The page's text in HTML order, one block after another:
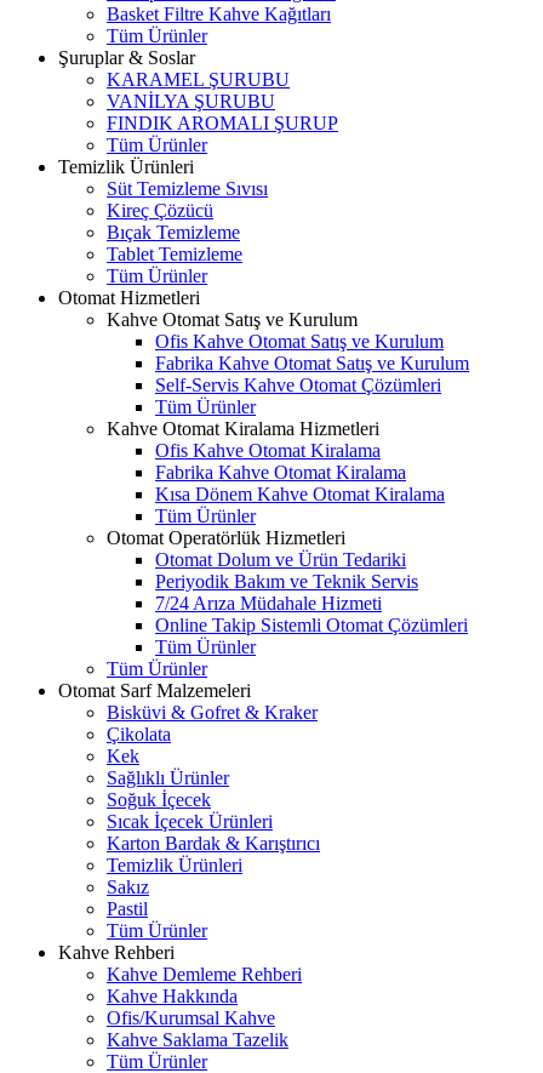
Basket Filtre Kahve Kağıtları
Tüm Ürünler
Şuruplar & Soslar
KARAMEL ŞURUBU
VANİLYA ŞURUBU
FINDIK AROMALI ŞURUP
Tüm Ürünler
Temizlik Ürünleri
Süt Temizleme Sıvısı
Kireç Çözücü
Bıçak Temizleme
Tablet Temizleme
Tüm Ürünler
Otomat Hizmetleri
Kahve Otomat Satış ve Kurulum
Ofis Kahve Otomat Satış ve Kurulum
Fabrika Kahve Otomat Satış ve Kurulum
Self-Servis Kahve Otomat Çözümleri
Tüm Ürünler
Kahve Otomat Kiralama Hizmetleri
Ofis Kahve Otomat Kiralama
Fabrika Kahve Otomat Kiralama
Kısa Dönem Kahve Otomat Kiralama
Tüm Ürünler
Otomat Operatörlük Hizmetleri
Otomat Dolum ve Ürün Tedariki
Periyodik Bakım ve Teknik Servis
7/24 Arıza Müdahale Hizmeti
Online Takip Sistemli Otomat Çözümleri
Tüm Ürünler
Tüm Ürünler
Otomat Sarf Malzemeleri
Bisküvi & Gofret & Kraker
Çikolata
Kek
Sağlıklı Ürünler
Soğuk İçecek
Sıcak İçecek Ürünleri
Karton Bardak & Karıştırıcı
Temizlik Ürünleri
Sakız
Pastil
Tüm Ürünler
Kahve Rehberi
Kahve Demleme Rehberi
Kahve Hakkında
Ofis/Kurumsal Kahve
Kahve Saklama Tazelik
Tüm Ürünler